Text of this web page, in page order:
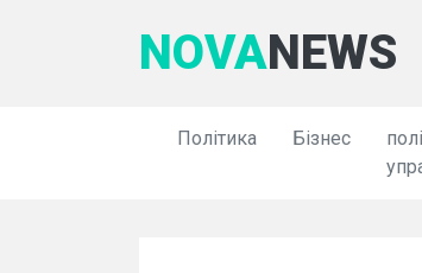
NOVANEWS
Політика Бізнес